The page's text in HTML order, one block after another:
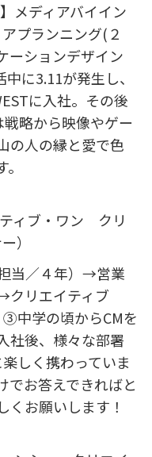
ディアバイイン
プランニング(２
ーションデザイン
に3.11が発生し、
に入社。その後
略から映像やゲー
の人の縁と愛で色
ィブ・ワン クリ
）
／４年）→営業
クリエイティブ
中学の頃からCMを
社後、様々な部署
しく携わっていま
でお答えできればと
お願いします！